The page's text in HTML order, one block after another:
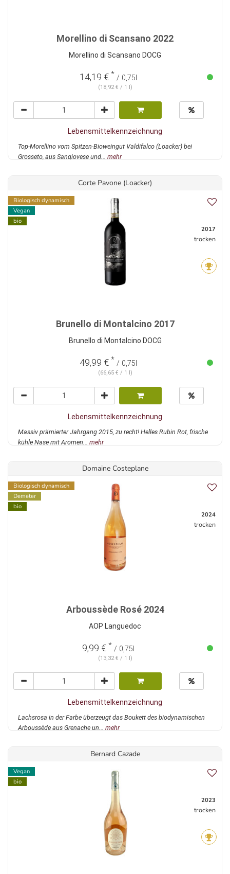
Morellino di Scansano 2022
Morellino di Scansano DOCG
14,19 € * / 0,75l
(18,92 € / 1 l)
Lebensmittelkennzeichnung
Top-Morellino vom Spitzen-Bioweingut Valdifalco (Loacker) bei
Grosseto, aus Sangiovese und... mehr
Corte Pavone (Loacker)
Biologisch dynamisch
Vegan
bio
2017
trocken
Brunello di Montalcino 2017
Brunello di Montalcino DOCG
49,99 € * / 0,75l
(66,65 € / 1 l)
Lebensmittelkennzeichnung
Massiv prämierter Jahrgang 2015, zu recht! Helles Rubin Rot, frische
kühle Nase mit Aromen... mehr
Domaine Costeplane
Biologisch dynamisch
Demeter
bio
2024
trocken
Arboussède Rosé 2024
AOP Languedoc
9,99 € * / 0,75l
(13,32 € / 1 l)
Lebensmittelkennzeichnung
Lachsrosa in der Farbe überzeugt das Boukett des biodynamischen
Arboussède aus Grenache un... mehr
Bernard Cazade
Vegan
bio
2023
trocken